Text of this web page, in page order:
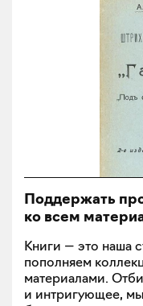
Поддержать
ко всем
Книги — это наша
пополняем
материалами.
и интригующее,